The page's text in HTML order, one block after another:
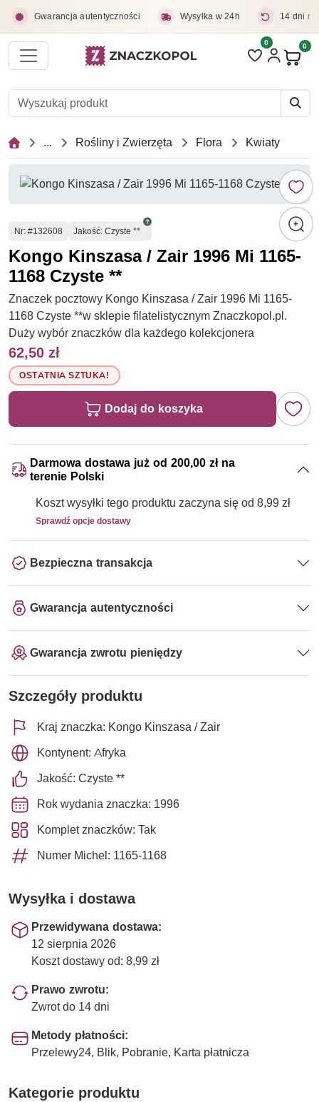
Gwarancja autentyczności Wysyłka w 24h 14 dni
Liczba pozycji
0 0
... Rośliny i Zwierzęta Flora Kwiaty
Numer
Nr: #132608 Jakość: Czyste **
Kongo Kinszasa / Zair 1996 Mi 1165-
1168 Czyste **
Znaczek pocztowy Kongo Kinszasa / Zair 1996 Mi 1165-
1168 Czyste **w sklepie filatelistycznym Znaczkopol.pl.
Duży wybór znaczków dla każdego kolekcjonera
62,50 zł
OSTATNIA SZTUKA!
Dodaj do koszyka
Darmowa dostawa już od 200,00 zł na
terenie Polski
Koszt wysyłki tego produktu zaczyna się od 8,99 zł
Sprawdź opcje dostawy
Bezpieczna transakcja
Gwarancja autentyczności
Gwarancja zwrotu pieniędzy
Szczegóły produktu
Kraj znaczka: Kongo Kinszasa / Zair
Kontynent: Afryka
Jakość: Czyste **
Rok wydania znaczka: 1996
Komplet znaczków: Tak
Numer Michel: 1165-1168
Wysyłka i dostawa
Przewidywana dostawa:
12 sierpnia 2026
Koszt dostawy od: 8,99 zł
Prawo zwrotu:
Zwrot do 14 dni
Metody płatności:
Przelewy24, Blik, Pobranie, Karta płatnicza
Kategorie produktu